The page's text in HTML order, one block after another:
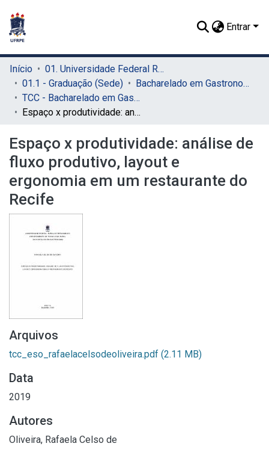
Entrar
Início
01. Universidade Federal Rural de Pernambuco - UFRPE (Sede)
01.1 - Graduação (Sede)
Bacharelado em Gastronomia (Sede)
TCC - Bacharelado em Gastronomia (Sede)
Espaço x produtividade: análise de fluxo produtivo, layout e ergonomia em um restaurante do Recife
Espaço x produtividade: análise de
fluxo produtivo, layout e
ergonomia em um restaurante do
Recife
Arquivos
tcc_eso_rafaelacelsodeoliveira.pdf (2.11 MB)
Data
2019
Autores
Oliveira, Rafaela Celso de